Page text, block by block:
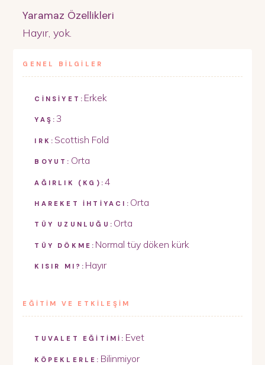
Yaramaz Özellikleri
Hayır, yok.
GENEL BİLGİLER
CİNSİYET: Erkek
YAŞ:3
IRK: Scottish Fold
BOYUT: Orta
AĞIRLIK (KG): 4
HAREKET İHTİYACI: Orta
TÜY UZUNLUĞU: Orta
TÜY DÖKME: Normal tüy döken kürk
KISIR MI?: Hayır
EĞİTİM VE ETKİLEŞİM
TUVALET EĞİTİMİ: Evet
KÖPEKLERLE: Bilinmiyor